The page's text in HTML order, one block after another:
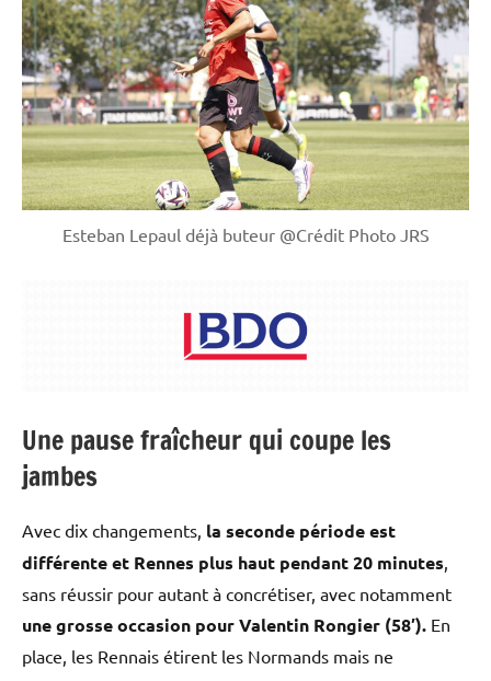
Esteban Lepaul déjà buteur @Crédit Photo JRS
Une pause fraîcheur qui coupe les
jambes
Avec dix changements, la seconde période est
différente et Rennes plus haut pendant 20 minutes,
sans réussir pour autant à concrétiser, avec notamment
une grosse occasion pour Valentin Rongier (58′). En
place, les Rennais étirent les Normands mais ne